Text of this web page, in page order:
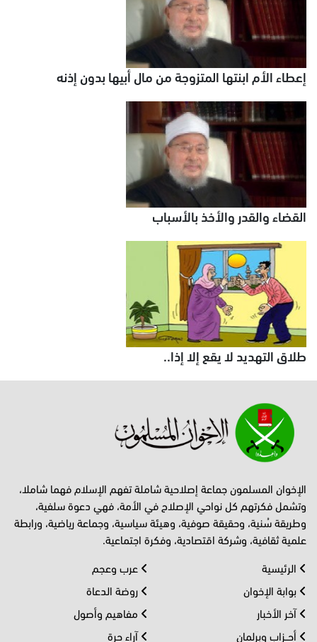
إعطاء الأم ابنتها المتزوجة من مال أبيها بدون إذنه
القضاء والقدر والأخذ بالأسباب
طلاق التهديد لا يقع إلا إذا..
الإخوان المسلمون جماعة إصلاحية شاملة تفهم الإسلام فهما شاملا،
وتشمل فكرتهم كل نواحي الإصلاح في الأمة، فهي دعوة سلفية،
وطريقة سُنية، وحقيقة صوفية، وهيئة سياسية، وجماعة رياضية، ورابطة
علمية ثقافية، وشركة اقتصادية، وفكرة اجتماعية.
الرئيسية
بوابة الإخوان
آخر الأخبار
أحــزاب وبرلمان
عرب وعجم
روضة الدعاة
مفاهيم وأصول
آراء حرة